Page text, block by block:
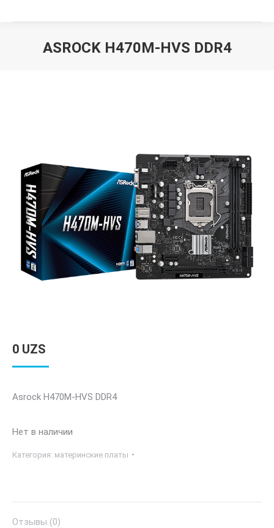
ASROCK H470M-HVS DDR4
0 UZS
Asrock H470M-HVS DDR4
Нет в наличии
Категория: материнские платы
Отзывы (0)